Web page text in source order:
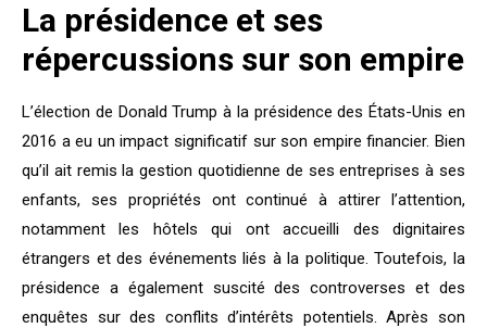
La présidence et ses
répercussions sur son empire
L’élection de Donald Trump à la présidence des États-Unis en
2016 a eu un impact significatif sur son empire financier. Bien
qu’il ait remis la gestion quotidienne de ses entreprises à ses
enfants, ses propriétés ont continué à attirer l’attention,
notamment les hôtels qui ont accueilli des dignitaires
étrangers et des événements liés à la politique. Toutefois, la
présidence a également suscité des controverses et des
enquêtes sur des conflits d’intérêts potentiels. Après son